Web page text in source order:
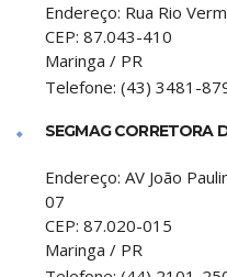
Endereço: Rua Rio
CEP: 87.043-410
Maringa / PR
Telefone: (43) 3481-
SEGMAG CORRETORA
Endereço: AV João
07
CEP: 87.020-015
Maringa / PR